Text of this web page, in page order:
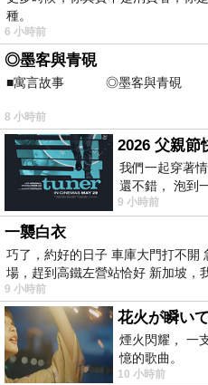
種。
6 小時前
◎墨客與青硯
■寓言故事 ◎墨客與青硯
⊕潘文良
的墨客，在京城的古玩肆裡
8 小時前
2026 父親節
我們一起穿著
還不錯， 泡到
醒， 手
9 小時前
一襲白衣
巧了，約好的日子 車庫大門打不開
場，趕到高鐵左營站恰好 新加坡，
9 小時前
花火が瞬いて
煙火閃耀， 一
憶的歌曲。
10 小時前